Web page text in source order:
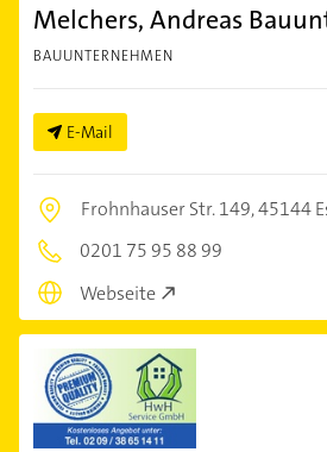
Melchers, Andreas
BAUUNTERNEHMEN
E-Mail
Frohnhauser Str. 149,45144
0201 75 95 88 99
Webseite